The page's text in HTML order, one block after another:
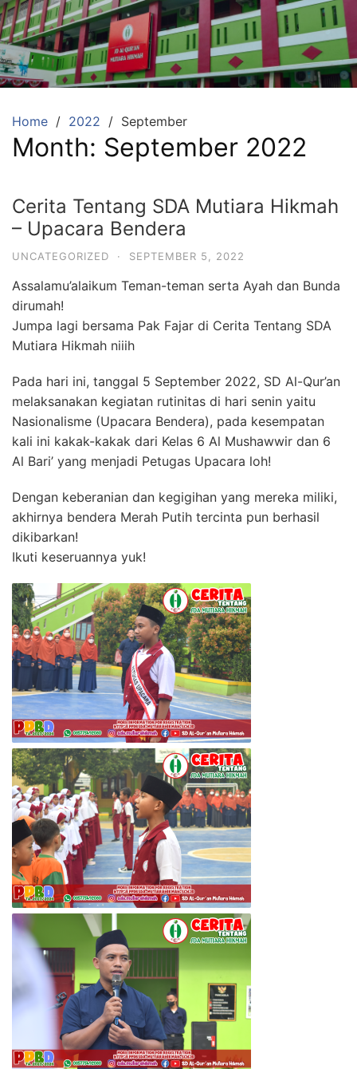
Skip
to
content
SDA
Mutiara
Tambun
Selatan
Beriman,
Berakhlaq
Berprestasi
Home 2022 September
Month: September 2022
Cerita Tentang SDA Mutiara Hikmah
– Upacara Bendera
UNCATEGORIZED · SEPTEMBER 5, 2022
Assalamu’alaikum Teman-teman serta Ayah dan Bunda
dirumah!
Jumpa lagi bersama Pak Fajar di Cerita Tentang SDA
Mutiara Hikmah niiih
Pada hari ini, tanggal 5 September 2022, SD Al-Qur’an
melaksanakan kegiatan rutinitas di hari senin yaitu
Nasionalisme (Upacara Bendera), pada kesempatan
kali ini kakak-kakak dari Kelas 6 Al Mushawwir dan 6
Al Bari’ yang menjadi Petugas Upacara loh!
Dengan keberanian dan kegigihan yang mereka miliki,
akhirnya bendera Merah Putih tercinta pun berhasil
dikibarkan!
Ikuti keseruannya yuk!